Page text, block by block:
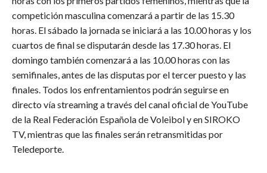
competición masculina comenzará a partir de las 15.30
horas. El sábado la jornada se iniciará a las 10.00 horas y los
cuartos de final se disputarán desde las 17.30 horas. El
domingo también comenzará a las 10.00 horas con las
semifinales, antes de las disputas por el tercer puesto y las
finales. Todos los enfrentamientos podrán seguirse en
directo vía streaming a través del canal oficial de YouTube
de la Real Federación Española de Voleibol y en SIROKO
TV, mientras que las finales serán retransmitidas por
Teledeporte.